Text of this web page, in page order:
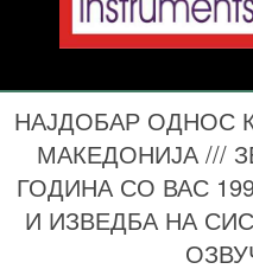
НАЈДОБАР ОДНОС
МАКЕДОНИЈА ///
ГОДИНА СО ВАС
И ИЗВЕДБА НА